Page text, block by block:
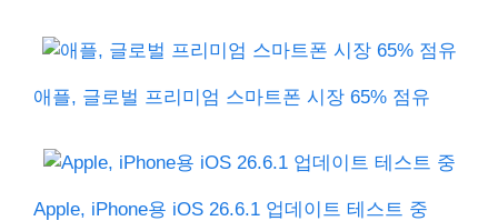
애플, 글로벌 프리미엄 스마트폰 시장 65% 점유
Apple, iPhone용 iOS 26.6.1 업데이트 테스트 중